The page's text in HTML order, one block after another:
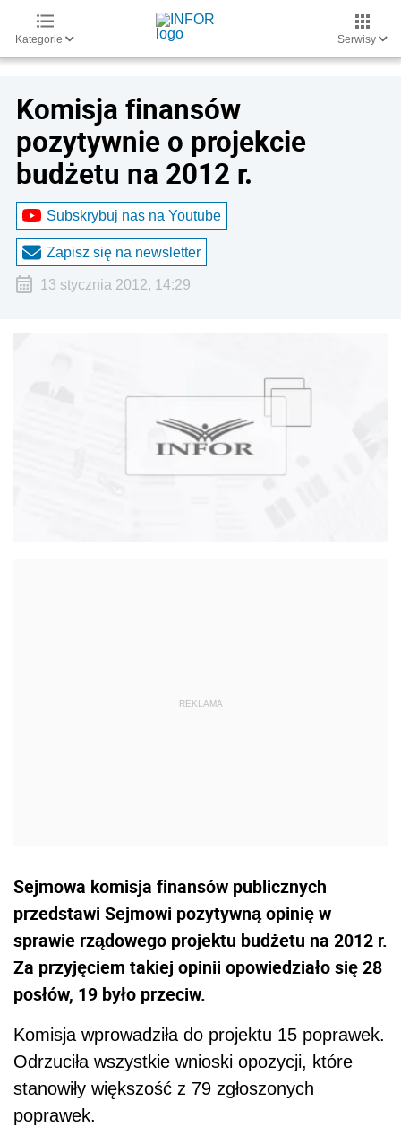
Kategorie Serwisy
Komisja finansów
pozytywnie o projekcie
budżetu na 2012 r.
Subskrybuj nas na Youtube
Zapisz się na newsletter
13 stycznia 2012, 14:29
Sejmowa komisja finansów publicznych
przedstawi Sejmowi pozytywną opinię w
sprawie rządowego projektu budżetu na 2012 r.
Za przyjęciem takiej opinii opowiedziało się 28
posłów, 19 było przeciw.
Komisja wprowadziła do projektu 15 poprawek.
Odrzuciła wszystkie wnioski opozycji, które
stanowiły większość z 79 zgłoszonych
poprawek.